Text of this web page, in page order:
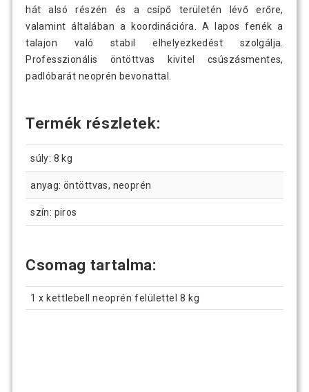
hát alsó részén és a csípő területén lévő erőre,
valamint általában a koordinációra. A lapos fenék a
talajon való stabil elhelyezkedést szolgálja.
Professzionális öntöttvas kivitel csúszásmentes,
padlóbarát neoprén bevonattal.
Termék részletek:
súly: 8 kg
anyag: öntöttvas, neoprén
szín: piros
Csomag tartalma:
1 x kettlebell neoprén felülettel 8 kg